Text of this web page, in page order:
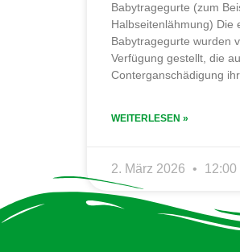
Babytragegurte (zum
Halbseitenlähmung) Die
Babytragegurte wurden
Verfügung gestellt, die
Conterganschädigung
WEITERLESEN »
2. März 2026 12:00